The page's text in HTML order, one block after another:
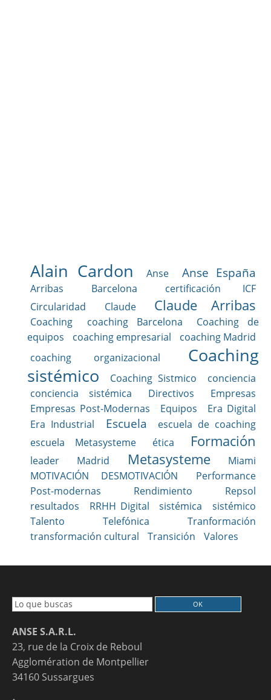
Alain Cardon Anse Anse España
Arribas Barcelona
certificación ICF
Circularidad
Claude Claude Arribas
Coaching coaching Barcelona
Coaching de
equipos
coaching empresarial
coaching Madrid
coaching organizacional
Coaching
sistémico
Coaching Sistmico
conciencia
conciencia sistémica
Directivos
Empresas
Empresas Post-Modernas
Equipos
Era Digital
Era Industrial
Escuela
escuela de coaching
escuela Metasysteme
ética Formación
leader Madrid Metasysteme
Miami
MOTIVACIÓN DESMOTIVACIÓN
Performance
Post-modernas
Rendimiento
Repsol
resultados
RRHH Digital sistémica
sistémico
Talento
Telefónica
Tranformación
transformación cultural
Transición Valores
ANSE S.A.R.L.
23, rue de la Croix de Reboul
Agglomération de Montpellier
34160 Sussargues